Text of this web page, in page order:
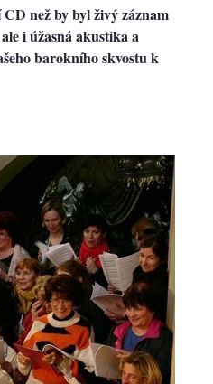
než by byl živý záznam
i úžasná akustika a
barokního skvostu k